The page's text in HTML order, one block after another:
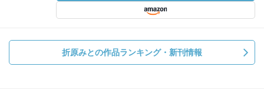
折原みとの作品ランキング・新刊情報